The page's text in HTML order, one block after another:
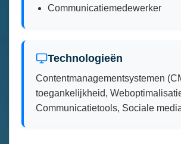
Communicatiemedewerker
Technologieën
Contentmanagementsystemen
toegankelijkheid,
Communicatietools, Sociale